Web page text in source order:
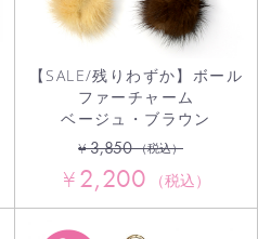
【SALE/残りわずか】ボール
ファーチャーム
ベージュ・ブラウン
¥3,850 （税込）
¥2,200 （税込）